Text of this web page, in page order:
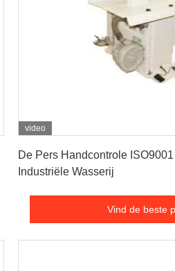
video
De Pers Handcontrole
Industriële Wasserij
Vind de beste